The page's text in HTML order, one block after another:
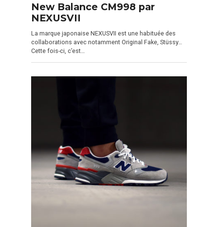
New Balance CM998 par
NEXUSVII
La marque japonaise NEXUSVII est une habituée des
collaborations avec notamment Original Fake, Stüssy…
Cette fois-ci, c’est…